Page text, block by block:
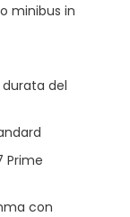
minibus in
del
Prime
con